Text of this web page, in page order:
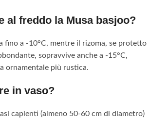
al freddo la Musa basjoo?
fino a -10°C, mentre il rizoma, se protetto
sopravvive anche a -15°C,
ornamentale più rustica.
in vaso?
capienti (almeno 50-60 cm di diametro)